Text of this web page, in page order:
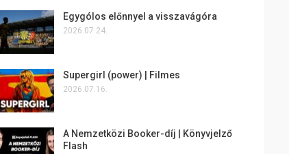
Egygólos előnnyel a visszavágóra
2026.07.24.
Supergirl (power) | Filmes
2026.07.16.
A Nemzetközi Booker-díj | Könyvjelző
Flash